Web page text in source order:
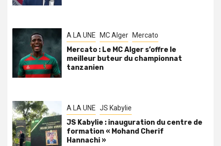
A LA UNE MC Alger Mercato
Mercato : Le MC Alger s’offre le
meilleur buteur du championnat
tanzanien
A LA UNE JS Kabylie
JS Kabylie : inauguration du centre de
formation « Mohand Cherif
Hannachi »